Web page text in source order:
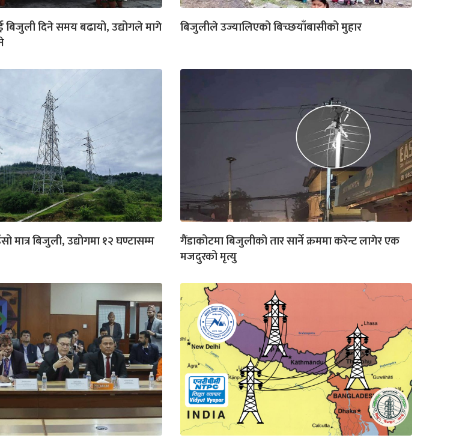
दिने समय बढायो, उद्योगले मागे
बिजुलीले उज्यालिएको बिच्छयाँबासीको मुहार
मात्र बिजुली, उद्योगमा १२ घण्टासम्म
गैंडाकोटमा बिजुलीको तार सार्ने क्रममा करेन्ट लागेर एक
मजदुरको मृत्यु